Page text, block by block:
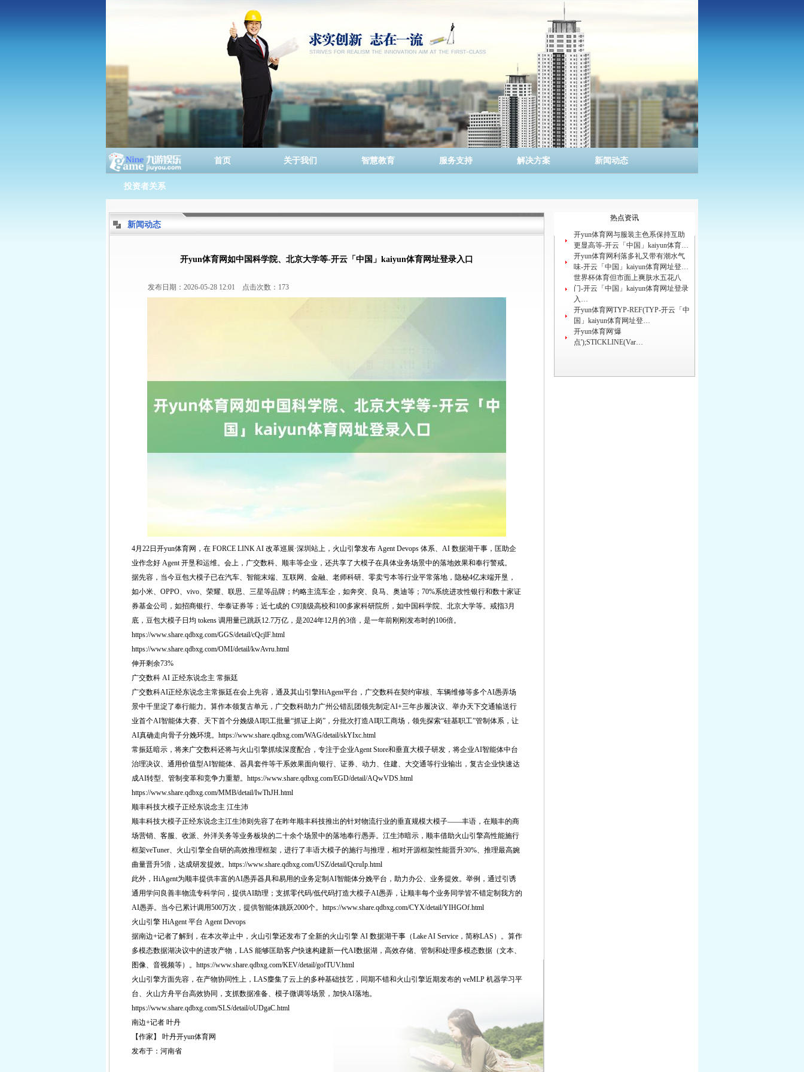
首页 关于我们 智慧教育 服务支持 解决方案 新闻动态
投资者关系
新闻动态
开yun体育网如中国科学院、北京大学等-开云「中国」kaiyun体育网址登录入口
发布日期：2026-05-28 12:01 点击次数：173
4月22日开yun体育网，在 FORCE LINK AI 改革巡展·深圳站上，火山引擎发布 Agent Devops 体系、AI 数据湖干事，匡助企
业作念好 Agent 开垦和运维。会上，广交数科、顺丰等企业，还共享了大模子在具体业务场景中的落地效果和奉行警戒。
据先容，当今豆包大模子已在汽车、智能末端、互联网、金融、老师科研、零卖亏本等行业平常落地，隐秘4亿末端开垦，
如小米、OPPO、vivo、荣耀、联思、三星等品牌；约略主流车企，如奔突、良马、奥迪等；70%系统进攻性银行和数十家证
券基金公司，如招商银行、华泰证券等；近七成的 C9顶级高校和100多家科研院所，如中国科学院、北京大学等。戒指3月
底，豆包大模子日均 tokens 调用量已跳跃12.7万亿，是2024年12月的3倍，是一年前刚刚发布时的106倍。
https://www.share.qdbxg.com/GGS/detail/cQcjlF.html
https://www.share.qdbxg.com/OMI/detail/kwAvru.html
伸开剩余73%
广交数科 AI 正经东说念主 常振廷
广交数科AI正经东说念主常振廷在会上先容，通及其山引擎HiAgent平台，广交数科在契约审核、车辆维修等多个AI愚弄场
景中千里淀了奉行能力。算作本领复古单元，广交数科助力广州公错乱团领先制定AI+三年步履决议、举办天下交通输送行
业首个AI智能体大赛、天下首个分娩级AI职工批量“抓证上岗”，分批次打造AI职工商场，领先探索“硅基职工”管制体系，让
AI真确走向骨子分娩环境。https://www.share.qdbxg.com/WAG/detail/skYIxc.html
常振廷暗示，将来广交数科还将与火山引擎抓续深度配合，专注于企业Agent Store和垂直大模子研发，将企业AI智能体中台
治理决议、通用价值型AI智能体、器具套件等干系效果面向银行、证券、动力、住建、大交通等行业输出，复古企业快速达
成AI转型、管制变革和竞争力重塑。https://www.share.qdbxg.com/EGD/detail/AQwVDS.html
https://www.share.qdbxg.com/MMB/detail/IwThJH.html
顺丰科技大模子正经东说念主 江生沛
顺丰科技大模子正经东说念主江生沛则先容了在昨年顺丰科技推出的针对物流行业的垂直规模大模子——丰语，在顺丰的商
场营销、客服、收派、外洋关务等业务板块的二十余个场景中的落地奉行愚弄。江生沛暗示，顺丰借助火山引擎高性能施行
框架veTuner、火山引擎全自研的高效推理框架，进行了丰语大模子的施行与推理，相对开源框架性能晋升30%、推理最高婉
曲量晋升5倍，达成研发提效。https://www.share.qdbxg.com/USZ/detail/QcruIp.html
此外，HiAgent为顺丰提供丰富的AI愚弄器具和易用的业务定制AI智能体分娩平台，助力办公、业务提效。举例，通过引诱
通用学问良善丰物流专科学问，提供AI助理；支抓零代码/低代码打造大模子AI愚弄，让顺丰每个业务同学皆不错定制我方的
AI愚弄。当今已累计调用500万次，提供智能体跳跃2000个。https://www.share.qdbxg.com/CYX/detail/YIHGOf.html
火山引擎 HiAgent 平台 Agent Devops
据南边+记者了解到，在本次举止中，火山引擎还发布了全新的火山引擎 AI 数据湖干事（Lake AI Service，简称LAS）。算作
多模态数据湖决议中的进攻产物，LAS 能够匡助客户快速构建新一代AI数据湖，高效存储、管制和处理多模态数据（文本、
图像、音视频等）。https://www.share.qdbxg.com/KEV/detail/gofTUV.html
火山引擎方面先容，在产物协同性上，LAS麇集了云上的多种基础技艺，同期不错和火山引擎近期发布的 veMLP 机器学习平
台、火山方舟平台高效协同，支抓数据准备、模子微调等场景，加快AI落地。
https://www.share.qdbxg.com/SLS/detail/oUDgaC.html
南边+记者 叶丹
【作家】 叶丹开yun体育网
发布于：河南省
热点资讯
开yun体育网与服装主色系保持互助
更显高等-开云「中国」kaiyun体育…
开yun体育网利落多礼又带有潮水气
味-开云「中国」kaiyun体育网址登…
世界杯体育但市面上爽肤水五花八
门-开云「中国」kaiyun体育网址登录
入…
开yun体育网TYP-REF(TYP-开云「中
国」kaiyun体育网址登…
开yun体育网'爆
点');STICKLINE(Var…